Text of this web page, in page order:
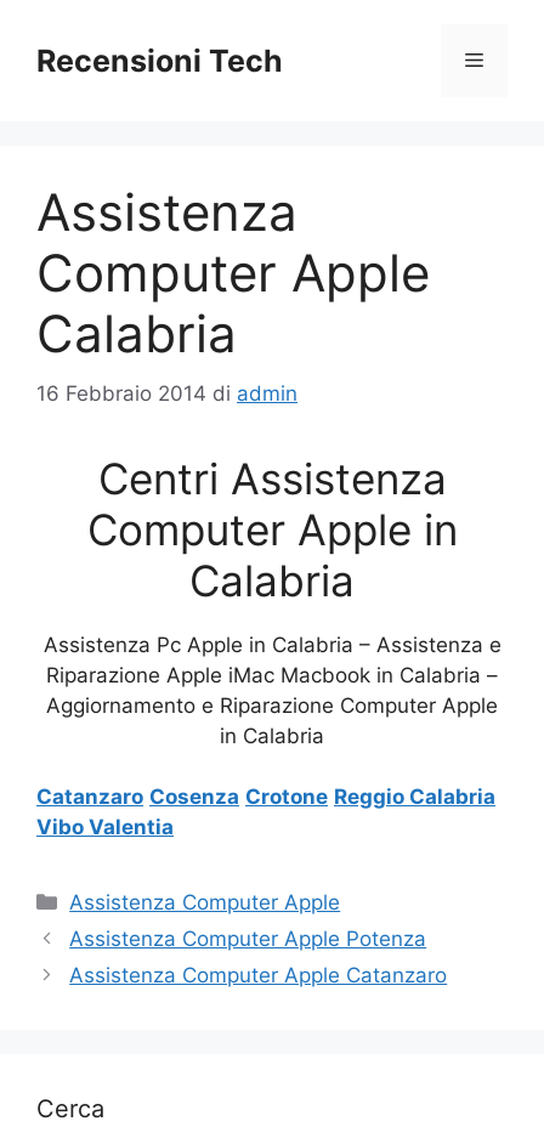
contenuto
Recensioni Tech Menu
Assistenza
Computer Apple
Calabria
16 Febbraio 2014 di admin
Centri Assistenza
Computer Apple in
Calabria
Assistenza Pc Apple in Calabria – Assistenza e
Riparazione Apple iMac Macbook in Calabria –
Aggiornamento e Riparazione Computer Apple
in Calabria
Catanzaro Cosenza Crotone Reggio Calabria
Vibo Valentia
Categorie
Assistenza Computer Apple
Assistenza Computer Apple Potenza
Assistenza Computer Apple Catanzaro
Cerca